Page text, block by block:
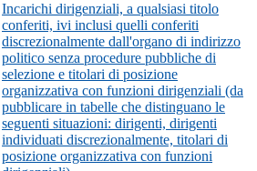
Incarichi dirigenziali, a qualsiasi titolo
conferiti, ivi inclusi quelli conferiti
discrezionalmente dall'organo di indirizzo
politico senza procedure pubbliche di
selezione e titolari di posizione
organizzativa con funzioni dirigenziali (da
pubblicare in tabelle che distinguano le
seguenti situazioni: dirigenti, dirigenti
individuati discrezionalmente, titolari di
posizione organizzativa con funzioni